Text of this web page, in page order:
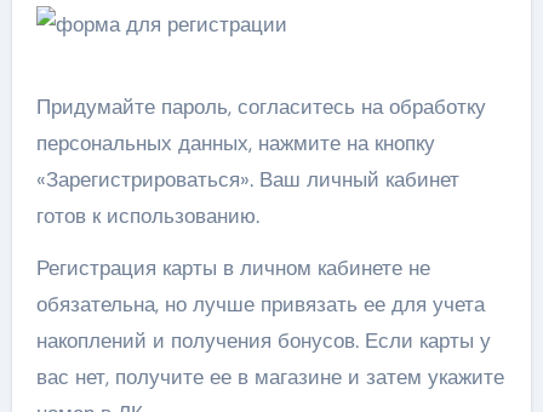
Придумайте пароль, согласитесь на обработку
персональных данных, нажмите на кнопку
«Зарегистрироваться». Ваш личный кабинет
готов к использованию.
Регистрация карты в личном кабинете не
обязательна, но лучше привязать ее для учета
накоплений и получения бонусов.Если карты у
вас нет, получите ее в магазине и затем укажите